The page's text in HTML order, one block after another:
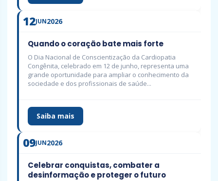
12JUN2026
Quando o coração bate mais forte
O Dia Nacional de Conscientização da Cardiopatia
Congênita, celebrado em 12 de junho, representa uma
grande oportunidade para ampliar o conhecimento da
sociedade e dos profissionais de saúde...
Saiba mais
09JUN2026
Celebrar conquistas, combater a
desinformação e proteger o futuro